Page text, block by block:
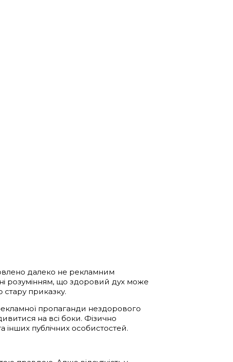
далеко не рекламним
розумінням, що здоровий дух може
стару приказку.
пропаганди нездорового
на всі боки. Фізично
інших публічних особистостей.